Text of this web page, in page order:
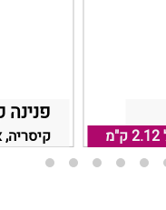
פנינה
קיסריה, 2.12 ק"מ